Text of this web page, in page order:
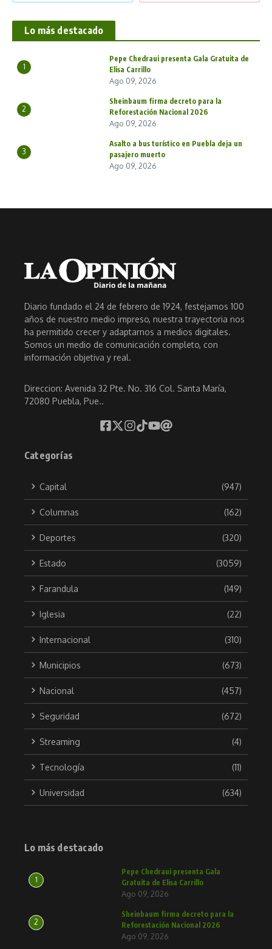
Lo más destacado
1
Pepe Chedraui presenta Gala Gratuita de
Elisa Carrillo
Ago 09, 2026
2
Sheinbaum firma decreto para la
Reforestación Nacional 2026
Ago 09, 2026
3
Asalto a bus turístico en Puebla deja un
pasajero muerto
Ago 09, 2026
Diario fundado el 24 de febrero de 1924, festejamos 100
años de nuestro medio impreso, nuestra trayectoria nos
ha permitido crecer y adaptarnos a medios digitales.
Somos un medio de comunicación completo, con
información objetiva y real.
Direccion: Avenida 32 Pte. No. 316 Col. Santa María,
72080 Puebla, Pue..
Categorías
Capital (947)
Columnas (162)
Deportes (320)
Estado (3059)
Farandula (149)
Iglesia (22)
Internacional (310)
Municipios (673)
Nacional (457)
Seguridad (672)
Streaming (4)
Tecnología (11)
Universidad (634)
Lo más destacado
1
Pepe Chedraui presenta Gala
Gratuita de Elisa Carrillo
Ago 09, 2026
2
Sheinbaum firma decreto para la
Reforestación Nacional 2026
Ago 09, 2026